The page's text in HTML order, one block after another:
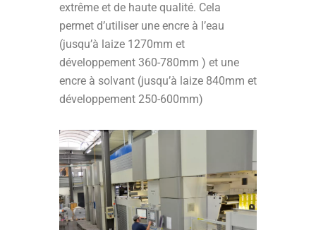
extrême et de haute qualité. Cela
permet d’utiliser une encre à l’eau
(jusqu’à laize 1270mm et
développement 360-780mm ) et une
encre à solvant (jusqu’à laize 840mm et
développement 250-600mm)